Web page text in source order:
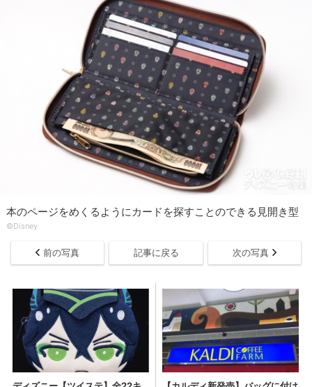
本のページをめくるようにカードを探すことのできる見開き型
©Disney
前の写真 記事に戻る 次の写真